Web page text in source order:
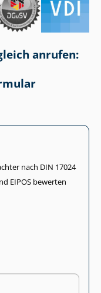
anrufen:
nach DIN 17024
EIPOS bewerten